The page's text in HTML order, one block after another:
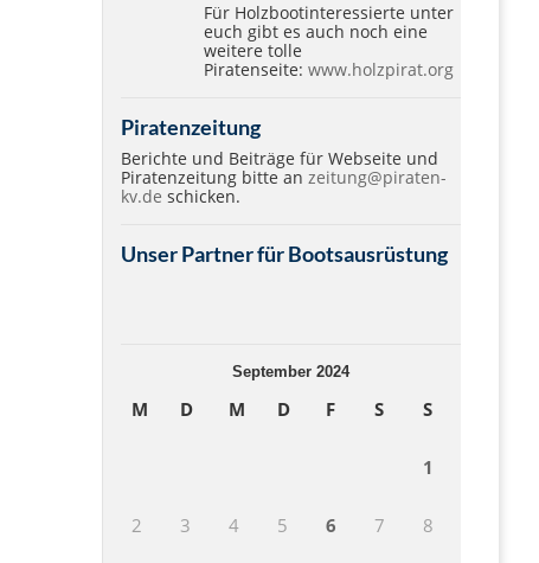
Für Holzbootinteressierte unter
euch gibt es auch noch eine
weitere tolle
Piratenseite:www.holzpirat.org
Piratenzeitung
Berichte und Beiträge für Webseite und
Piratenzeitung bitte anzeitung@piraten-
kv.de schicken.
Unser Partner für Bootsausrüstung
September 2024
M D M D F S S
1
2 3 4 5 6 7 8